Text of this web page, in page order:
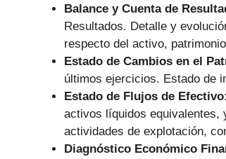
Balance y Cuenta de
Resultados. Detalle y
respecto del activo,
Estado de Cambios en el
últimos ejercicios. Estado de
Estado de Flujos de Efectivo:
activos líquidos equivalentes,
actividades de explotación,
Diagnóstico Económico